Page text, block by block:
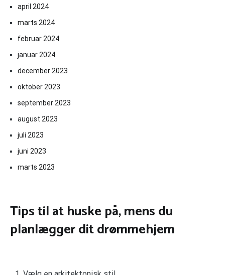
april 2024
marts 2024
februar 2024
januar 2024
december 2023
oktober 2023
september 2023
august 2023
juli 2023
juni 2023
marts 2023
Tips til at huske på, mens du
planlægger dit drømmehjem